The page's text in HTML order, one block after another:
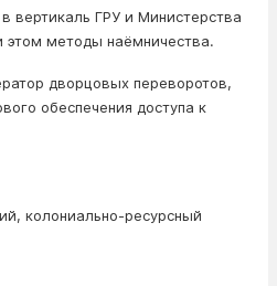
вертикаль ГРУ и Министерства
методы наёмничества.
дворцовых переворотов,
обеспечения доступа к
колониально-ресурсный